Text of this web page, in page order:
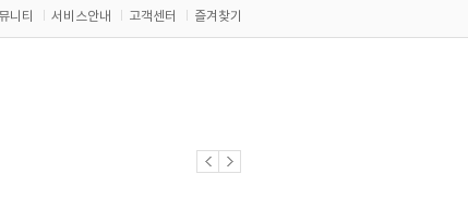
니티 서비스안내 고객센터 즐겨찾기